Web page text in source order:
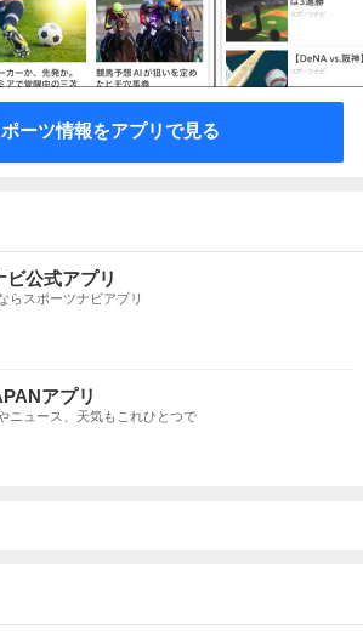
ポーツ情報をアプリで見る
ビ公式アプリ
らスポーツナビアプリ
アプリ
ニュース、天気もこれひとつで